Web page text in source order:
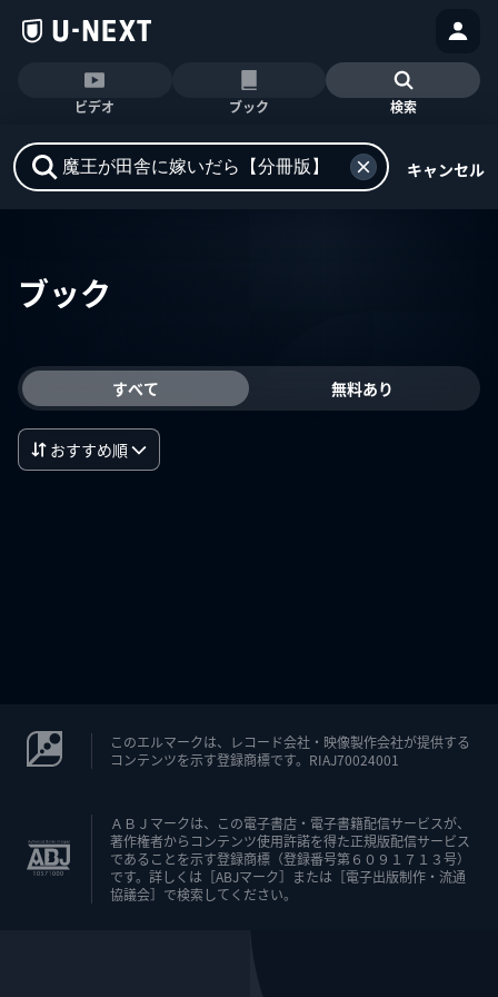
ビデオ ブック 検索
キャンセル
ブック
すべて 無料あり
おすすめ順
このエルマークは、レコード会社・映像製作会社が提供する
コンテンツを示す登録商標です。RIAJ70024001
ＡＢＪマークは、この電子書店・電子書籍配信サービスが、
著作権者からコンテンツ使用許諾を得た正規版配信サービス
であることを示す登録商標（登録番号第６０９１７１３号）
です。詳しくは［ABJマーク］または［電子出版制作・流通
協議会］で検索してください。